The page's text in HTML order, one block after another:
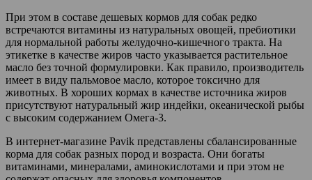
При этом в составе дешевых кормов для собак редко
встречаются витамины из натуральных овощей, пребиотики
для нормальной работы желудочно-кишечного тракта. На
этикетке в качестве жиров часто указывается растительное
масло без точной формулировки. Как правило, производитель
имеет в виду пальмовое масло, которое токсично для
животных. В хороших кормах в качестве источника жиров
присутствуют натуральный жир индейки, океанической рыбы
с высоким содержанием Омега-3.
В интернет-магазине Pavik представлены сбалансированные
корма для собак разных пород и возраста. Они богаты
витаминами, минералами, аминокислотами и при этом не